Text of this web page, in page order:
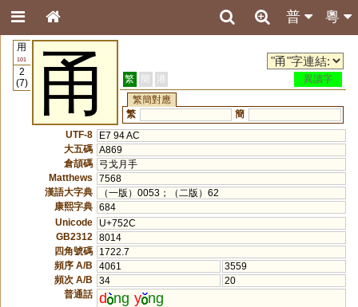
粵
普
用
101
2
(7)
甬 繁 簡 港
異讀字
繁簡對應
繁
簡
UTF-8
E7 94 AC
大五碼 A869
倉頡碼
弓戈月手
Matthews
7568
漢語大字典
（一版）0053；（二版）62
康熙字典 684
Unicode
U+752C
GB2312
8014
四角號碼
1722.7
頻序 A/B
4061
3559
頻次 A/B
34
20
普通話 d ng y ng